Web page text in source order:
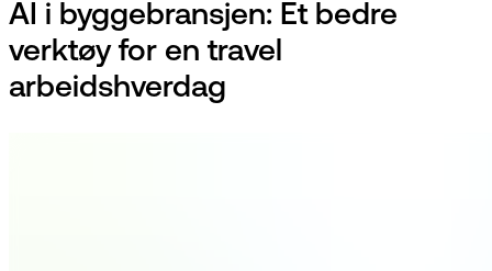
AI i byggebransjen: Et bedre
verktøy for en travel
arbeidshverdag